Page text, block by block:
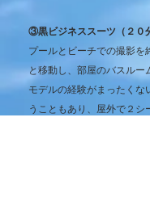
③黒ビジネススーツ（２０
プールとビーチでの撮影を
と移動し、部屋のバスルー
モデルの経験がまったくな
うこともあり、屋外で２シ